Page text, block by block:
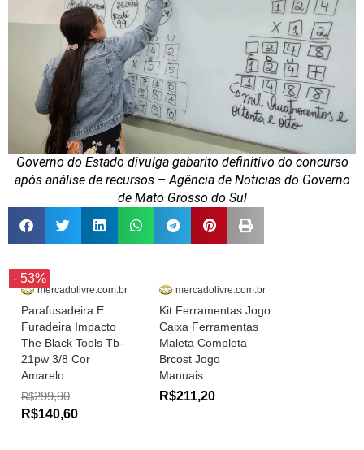
Governo do Estado divulga gabarito definitivo do concurso
após análise de recursos – Agência de Noticias do Governo
de Mato Grosso do Sul
- 53%
mercadolivre.com.br
Parafusadeira E
Furadeira Impacto
The Black Tools Tb-
21pw 3/8 Cor
Amarelo...
R$299,90
R$140,60
mercadolivre.com.br
Kit Ferramentas Jogo
Caixa Ferramentas
Maleta Completa
Brcost Jogo
Manuais...
R$211,20